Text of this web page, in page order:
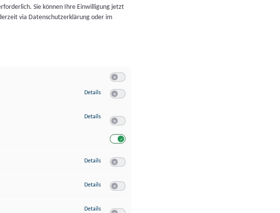
Sie können Ihre Einwilligung jetzt
via Datenschutzerklärung oder im
Details zu Speichern von oder Zugriff auf Informationen auf einem Endgerät
Details zu Verwendung reduzierter Daten zur Auswahl von Werbeanzeigen
Details zu Erstellung von Profilen für personalisierte Werbung
Details zu Verwendung von Profilen zur Auswahl personalisierter Werbung
Details zu Messung der Werbeleistung